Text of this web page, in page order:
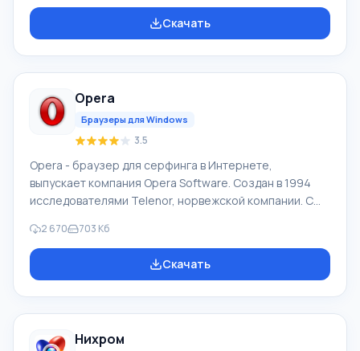
существенно расширить его возможности в
зависимости от желания самого пользователя. Чтобы
Chrome». Текущая версия подойдет практически для
всех версий ОС: Win
Скачать
Opera
Браузеры для Windows
3.5
Opera - браузер для серфинга в Интернете,
выпускает компания Opera Software. Создан в 1994
исследователями Telenor, норвежской компании. С
авторами браузера. Рыночная суммарная доля Opera
Mobile и Opera в 04.2012 составила 2,3%. У браузера
Opera высокая скорость работы, он совместимый с
в окне) и функции масштабировани
2 670 703 Кб
Скачать
Нихром